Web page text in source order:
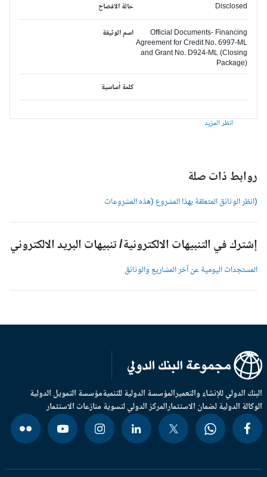
حالة الافصاح Disclosed
اسم الوثيقة
Official Documents- Financing
Agreement for Credit No. 6997-ML
and Grant No. D924-ML (Closing
Package)
كلمة أساسية
انظر المزيد
روابط ذات صلة
(انظر الوثائق المتعلقة بهذا المشروع (هذه المشروعات
إشترك في التنبيهات الالكترونية/ تنبيهات البريد الالكتروني
المستجدات اليومية عن آخر المشاريع والوثائق
الدولي للإنشاء والتعميرالمؤسسة الدولية للتنميةمؤسسة التمويل الدولية
الدولية لضمان الاستثمارالمركز الدولي لتسوية منازعات الاستثمار